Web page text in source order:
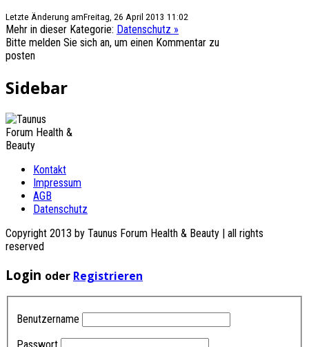
Letzte Änderung amFreitag, 26 April 2013 11:02
Mehr in dieser Kategorie: Datenschutz »
Bitte melden Sie sich an, um einen Kommentar zu
posten
Sidebar
Kontakt
Impressum
AGB
Datenschutz
Copyright 2013 by Taunus Forum Health & Beauty | all rights
reserved
Login oder Registrieren
Benutzername